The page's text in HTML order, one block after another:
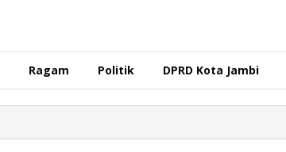
Ragam Politik DPRD Kota Jambi